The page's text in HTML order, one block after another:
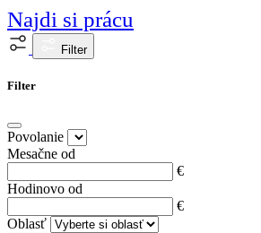
Najdi si prácu
Filter
Filter
Povolanie
Mesačne od
€
Hodinovo od
€
Oblasť